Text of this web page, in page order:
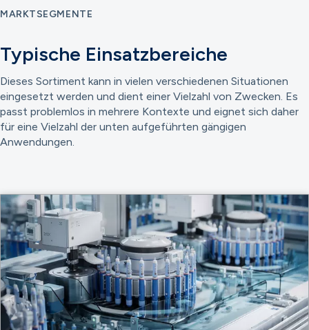
MARKTSEGMENTE
Typische Einsatzbereiche
Dieses Sortiment kann in vielen verschiedenen Situationen
eingesetzt werden und dient einer Vielzahl von Zwecken. Es
passt problemlos in mehrere Kontexte und eignet sich daher
für eine Vielzahl der unten aufgeführten gängigen
Anwendungen.